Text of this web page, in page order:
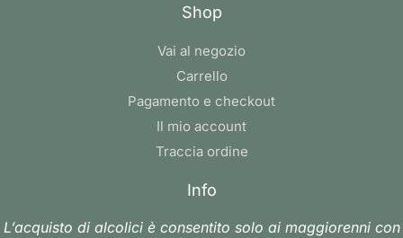
Shop
Vai al negozio
Carrello
Pagamento e checkout
Il mio account
Traccia ordine
Info
L’acquisto di alcolici è consentito solo ai maggiorenni con